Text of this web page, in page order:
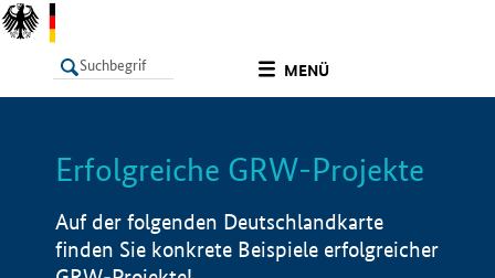
MENÜ
LISTE Info
Erfolgreiche GRW-Projekte
Auf der folgenden Deutschlandkarte
finden Sie konkrete Beispiele erfolgreicher